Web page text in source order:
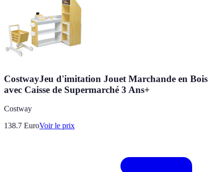
CostwayJeu d'imitation Jouet Marchande en Bois
avec Caisse de Supermarché 3 Ans+
Costway
138.7 EuroVoir le prix